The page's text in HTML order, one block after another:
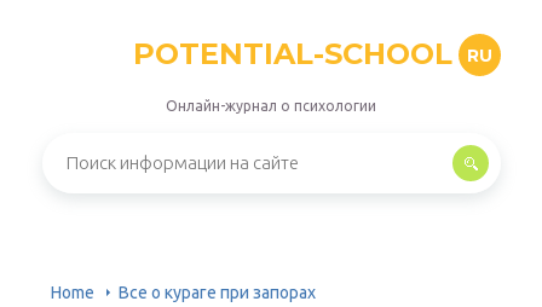
POTENTIAL-SCHOOL RU
Онлайн-журнал о психологии
Home Все о кураге при запорах